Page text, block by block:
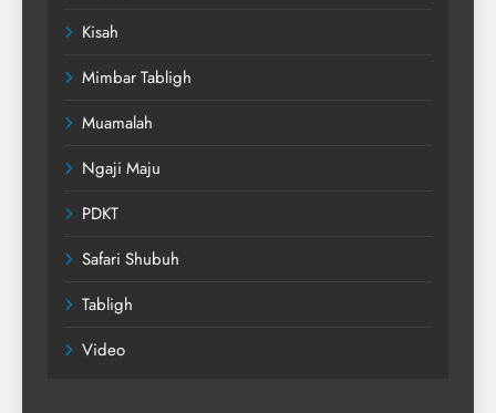
Kisah
Mimbar Tabligh
Muamalah
Ngaji Maju
PDKT
Safari Shubuh
Tabligh
Video